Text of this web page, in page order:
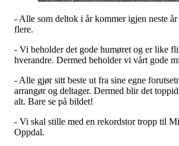
- Alle som deltok i år kommer igjen neste år
flere.
- Vi beholder det gode humøret og er like
hverandre. Dermed beholder vi vårt gode
- Alle gjør sitt beste ut fra sine egne
arrangør og deltager. Dermed blir det
alt. Bare se på bildet!
- Vi skal stille med en rekordstor tropp til
Oppdal.